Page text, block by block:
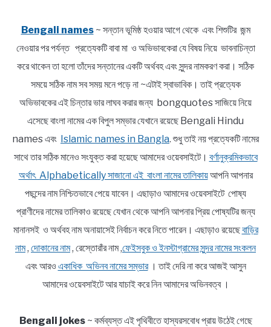
Bengali names~ সন্তান ভূমিষ্ঠ হওয়ার আগে থেকে এবং শিশুটির জন্ম
নেওয়ার পর পর্যন্ত প্রত্যেকটি বাবা মা ও অভিভাবকেরা যে বিষয় নিয়ে ভাবনাচিন্তা
করে থাকেন তা হলো তাঁদের সন্তানের একটি অর্থবহ এবং সুন্দর নামকরণ করা। সঠিক
সময়ে সঠিক নাম সব সময় মনে পড়ে না ~এটাই স্বাভাবিক। তাই প্রত্যেক
অভিভাবকের এই চিন্তার ভার লাঘব করার জন্য bongquotes সাজিয়ে নিয়ে
এসেছে বাংলা নামের এক বিপুল সম্ভার যেখানে রয়েছে Bengali Hindu
names এবং Islamic names in Bangla. শুধু তাই নয় প্রত্যেকটি নামের
সাথে তার সঠিক মানেও সংযুক্ত করা হয়েছে আমাদের ওয়েবসাইটে। বর্ণানুক্রমিকভাবে
অর্থাৎ Alphabetically সাজানো এই বাংলা নামের তালিকায়আপনি আপনার
পছন্দের নাম নিশ্চিতভাবে পেয়ে যাবেন। এছাড়াও আমাদের ওয়েবসাইটে পোষ্য
প্রাণীদের নামের তালিকাও রয়েছে যেখান থেকে আপনি আপনার প্রিয় পোষ্যটির জন্য
মানানসই ও অর্থবহ নাম অনায়াসেই নির্বাচন করে নিতে পারেন। এছাড়াও রয়েছেবাড়ির
নাম, দোকানের নাম, রেস্তোরাঁর নাম ,ফেইসবুক ও ইনস্টাগ্রামের সুন্দর নামের সংকলন
এবং আরও একাধিক অভিনব নামের সম্ভার। তাই দেরি না করে আজই আসুন
আমাদের ওয়েবসাইটে আর যাচাই করে নিন আমাদের অভিনবত্ব ।
Bengali jokes~ কর্মব্যস্ত এই পৃথিবীতে হাস্যরসবোধ প্রায় উঠেই গেছে